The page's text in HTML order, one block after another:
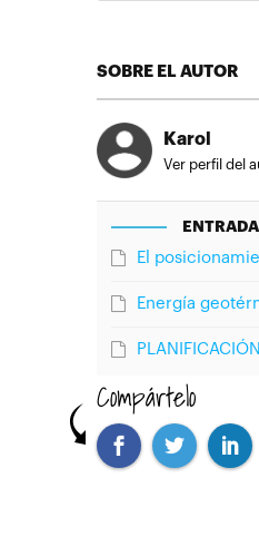
SOBRE EL AUTOR
Karol
Ver perfil del
El
Energía
Compártelo